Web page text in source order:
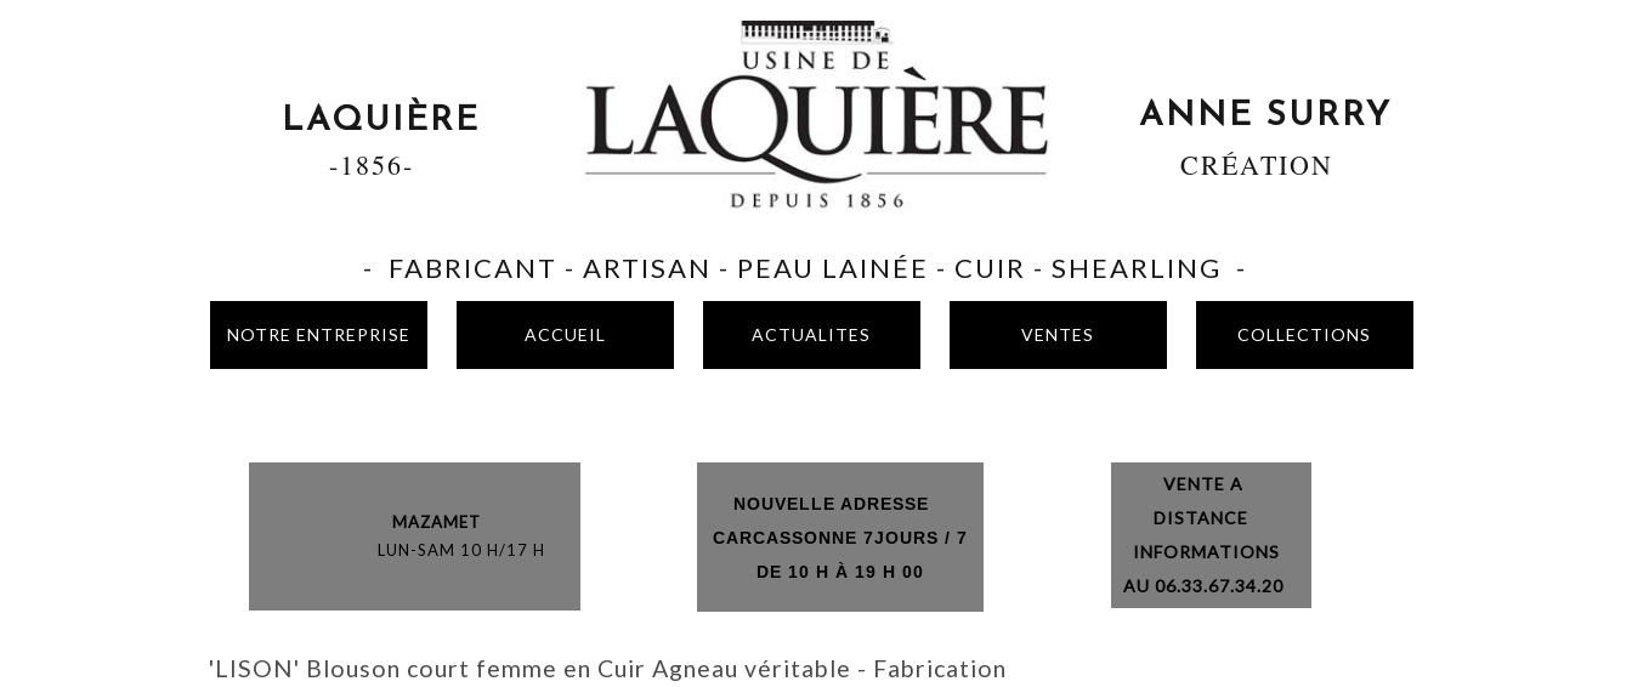
LAQUIÈRE ANNE SURRY
-1856- CRÉATION
NOUVELLE ADRESSE
CARCASSONNE 7JOURS / 7
DE 10 H À 19 H 00
VENTE A
DISTANCE
INFORMATIONS
AU 06.33.67.34.20
- FABRICANT - ARTISAN - PEAU LAINÉE - CUIR - SHEARLING -
MAZAMET
LUN-SAM 10 H/17 H
NOTRE ENTREPRISE ACCUEIL ACTUALITES VENTES COLLECTIONS
'LISON' Blouson court femme en Cuir Agneau véritable - Fabrication